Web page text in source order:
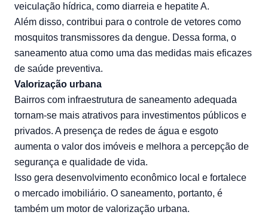
veiculação hídrica, como diarreia e hepatite A.
Além disso, contribui para o controle de vetores como
mosquitos transmissores da dengue. Dessa forma, o
saneamento atua como uma das medidas mais eficazes
de saúde preventiva.
Valorização urbana
Bairros com infraestrutura de saneamento adequada
tornam-se mais atrativos para investimentos públicos e
privados. A presença de redes de água e esgoto
aumenta o valor dos imóveis e melhora a percepção de
segurança e qualidade de vida.
Isso gera desenvolvimento econômico local e fortalece
o mercado imobiliário. O saneamento, portanto, é
também um motor de valorização urbana.